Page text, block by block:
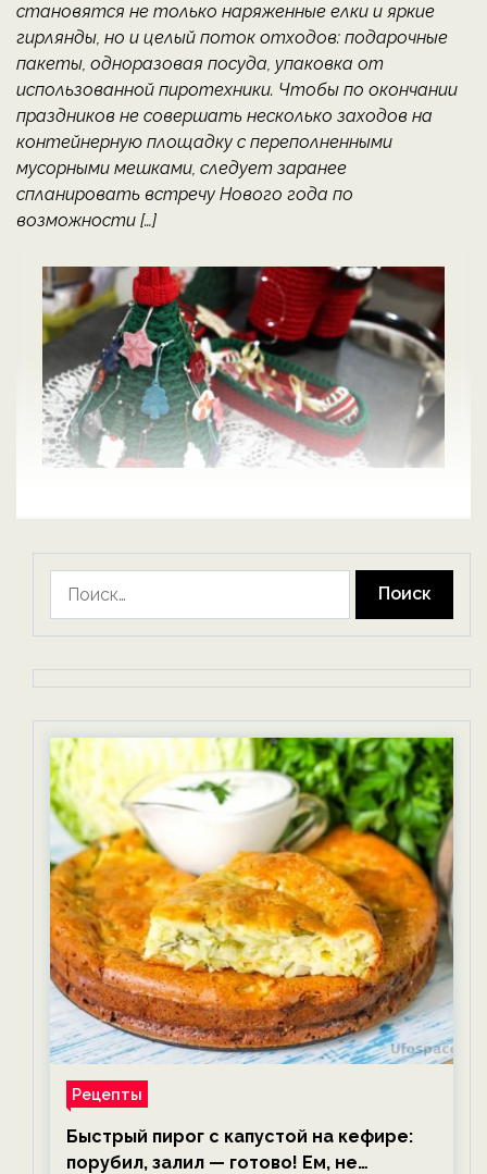
становятся не только наряженные елки и яркие
гирлянды, но и целый поток отходов: подарочные
пакеты, одноразовая посуда, упаковка от
использованной пиротехники. Чтобы по окончании
праздников не совершать несколько заходов на
контейнерную площадку с переполненными
мусорными мешками, следует заранее
спланировать встречу Нового года по
возможности […]
Рецепты
Быстрый пирог с капустой на кефире:
порубил, залил — готово! Ем, не